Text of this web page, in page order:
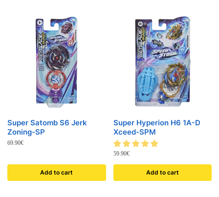
Super Satomb S6 Jerk
Zoning-SP
69.90€
Add to cart
Super Hyperion H6 1A-D
Xceed-SPM
59.90€
Add to cart